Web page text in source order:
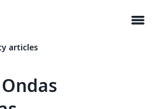
menu
articles